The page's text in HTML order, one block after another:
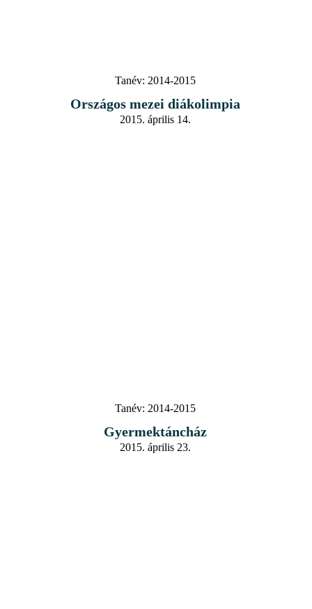
Tanév: 2014-2015
Országos mezei diákolimpia
2015. április 14.
Tanév: 2014-2015
Gyermektáncház
2015. április 23.